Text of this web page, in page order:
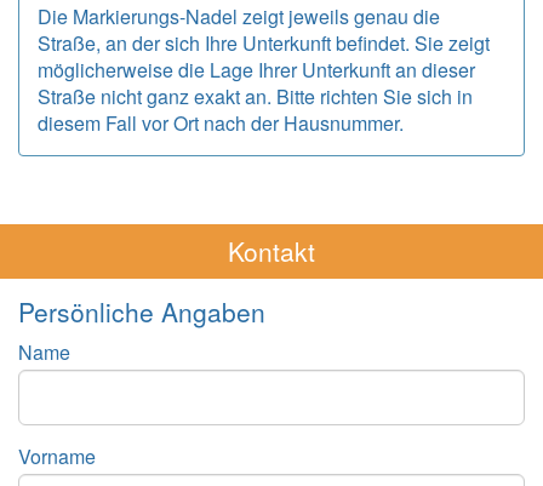
Die Markierungs-Nadel zeigt jeweils genau die
Straße, an der sich Ihre Unterkunft befindet. Sie zeigt
möglicherweise die Lage Ihrer Unterkunft an dieser
Straße nicht ganz exakt an. Bitte richten Sie sich in
diesem Fall vor Ort nach der Hausnummer.
Kontakt
Persönliche Angaben
Name
Vorname